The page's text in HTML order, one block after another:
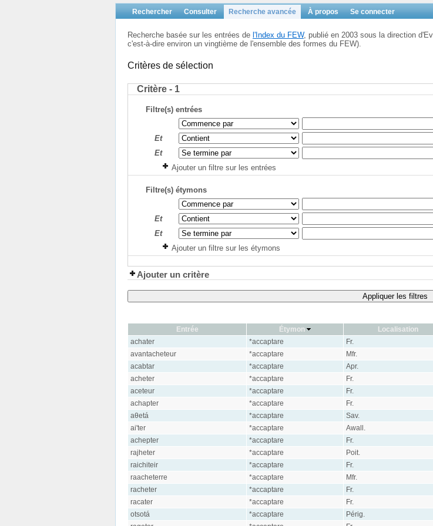
Rechercher Consulter Recherche avancée À propos Se connecter
Recherche basée sur les entrées de l'Index du FEW, publié en 2003 sous la direction
c'est-à-dire environ un vingtième de l'ensemble des formes du FEW).
Critères de sélection
Critère - 1
Filtre(s) entrées
Et
Et
Ajouter un filtre sur les entrées
Filtre(s) étymons
Et
Et
Ajouter un filtre sur les étymons
Ajouter un critère
Appliquer les filtres
Entrée Étymon Localisation
achater
*accaptare Fr.
avantacheteur
*accaptare Mfr.
acabtar
*accaptare Apr.
acheter
*accaptare Fr.
aceteur
*accaptare Fr.
achapter
*accaptare Fr.
aθetá
*accaptare Sav.
ai'ter
*accaptare Awall.
achepter
*accaptare Fr.
rajheter
*accaptare Poit.
raichiteir
*accaptare Fr.
raacheterre
*accaptare Mfr.
racheter
*accaptare Fr.
racater
*accaptare Fr.
otsotá
*accaptare Périg.